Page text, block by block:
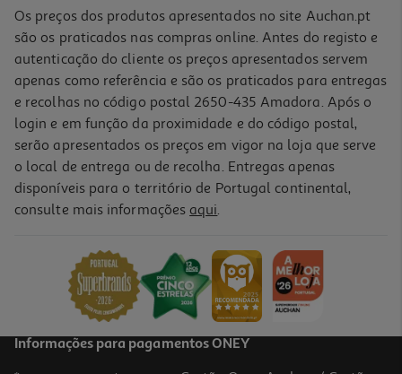
Lixivia Delicada Neoblanc Gentil Pastilhas 18un
Os preços dos produtos apresentados no site Auchan.pt
são os praticados nas compras online. Antes do registo e
autenticação do cliente os preços apresentados servem
apenas como referência e são os praticados para entregas
e recolhas no código postal 2650-435 Amadora. Após o
login e em função da proximidade e do código postal,
serão apresentados os preços em vigor na loja que serve
o local de entrega ou de recolha. Entregas apenas
disponíveis para o território de Portugal continental,
consulte mais informações aqui.
Informações para pagamentos ONEY